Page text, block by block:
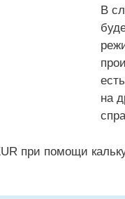
В
на
при помощи